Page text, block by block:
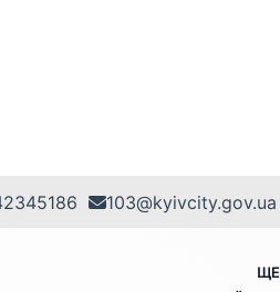
103@kyivcity.gov.ua
ЩЕ